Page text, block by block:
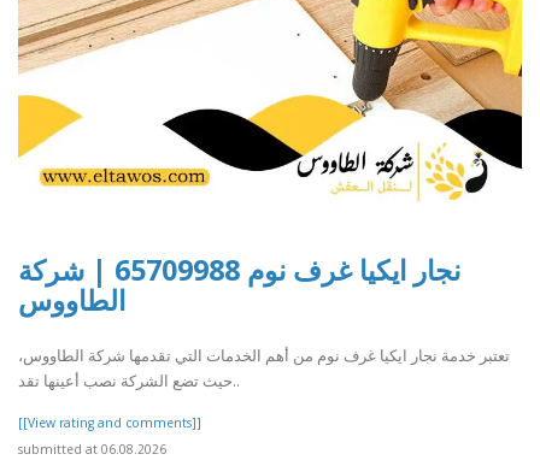
نجار ايكيا غرف نوم 65709988 | شركة
الطاووس
تعتبر خدمة نجار ايكيا غرف نوم من أهم الخدمات التي تقدمها شركة الطاووس،
حيث تضع الشركة نصب أعينها تقد..
[[View rating and comments]]
submitted at 06.08.2026